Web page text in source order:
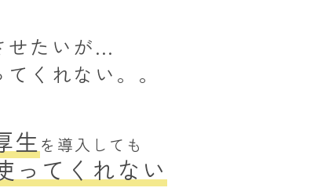
せたいが…
くれない。。
生を導入しても
ってくれない